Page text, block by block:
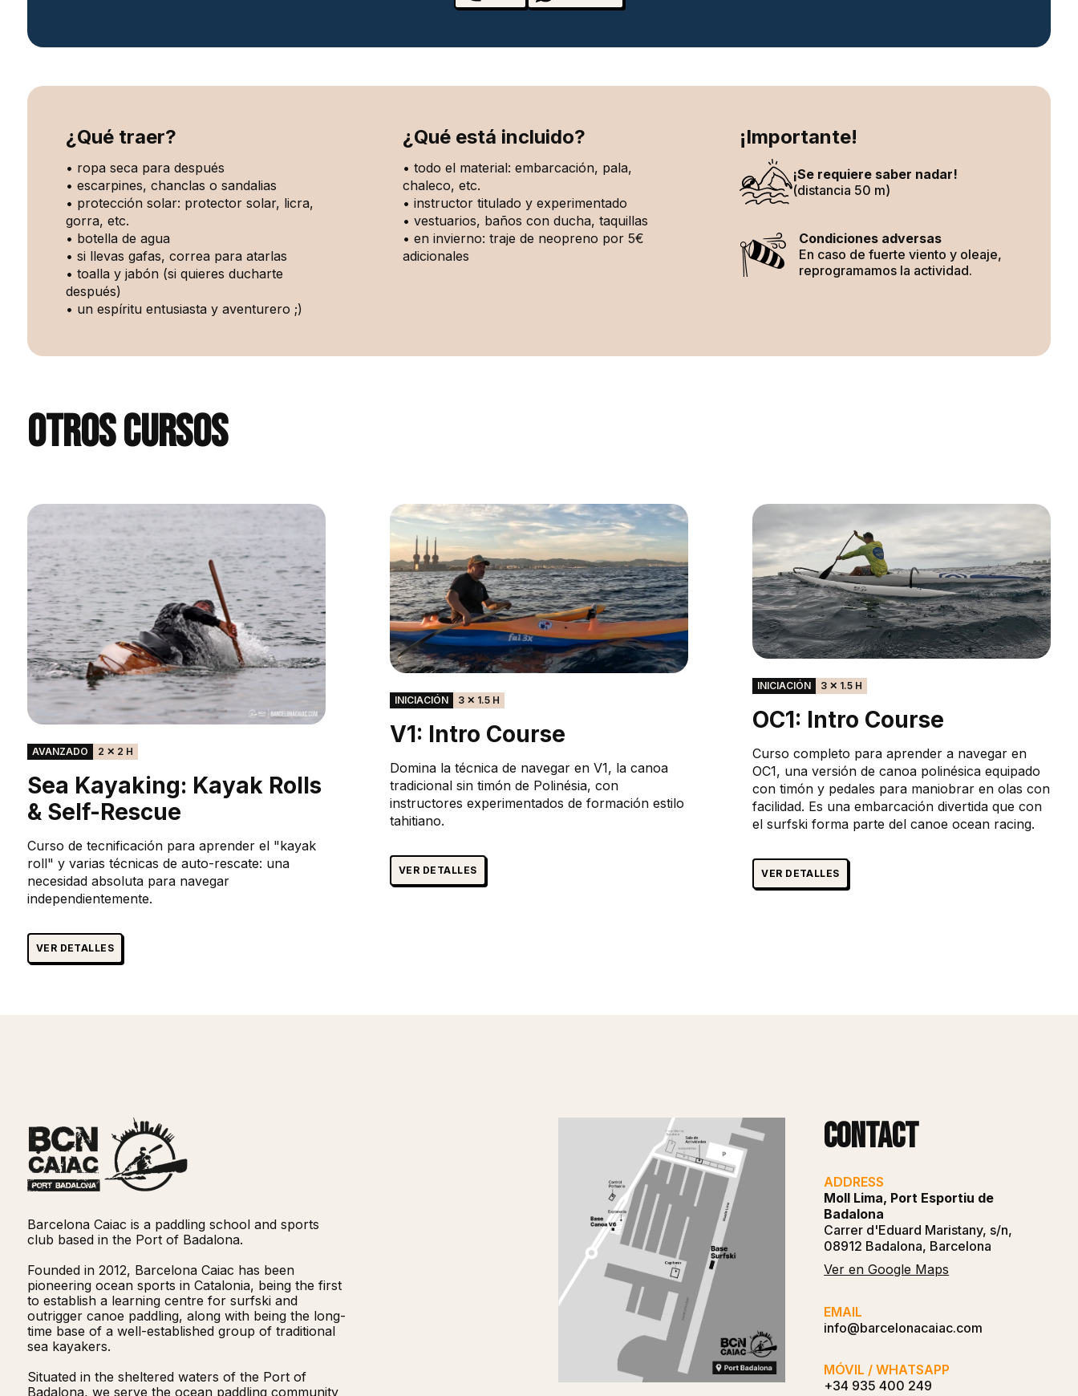
¿Qué traer?
• ropa seca para después
• escarpines, chanclas o sandalias
• protección solar: protector solar, licra,
gorra, etc.
• botella de agua
• si llevas gafas, correa para atarlas
• toalla y jabón (si quieres ducharte
después)
• un espíritu entusiasta y aventurero ;)
¿Qué está incluido?
• todo el material: embarcación, pala,
chaleco, etc.
• instructor titulado y experimentado
• vestuarios, baños con ducha, taquillas
• en invierno: traje de neopreno por 5€
adicionales
¡Importante!
¡Se requiere saber nadar!
(distancia 50 m)
Condiciones adversas
En caso de fuerte viento y oleaje,
reprogramamos la actividad.
Otros cursos
AVANZADO 2 ✕ 2 H
Sea Kayaking: Kayak Rolls
& Self-Rescue
Curso de tecnificación para aprender el "kayak
roll" y varias técnicas de auto-rescate: una
necesidad absoluta para navegar
independientemente.
VER DETALLES
INICIACIÓN 3 ✕ 1.5 H
V1: Intro Course
Domina la técnica de navegar en V1, la canoa
tradicional sin timón de Polinésia, con
instructores experimentados de formación estilo
tahitiano.
VER DETALLES
INICIACIÓN 3 ✕ 1.5 H
OC1: Intro Course
Curso completo para aprender a navegar en
OC1, una versión de canoa polinésica equipado
con timón y pedales para maniobrar en olas con
facilidad. Es una embarcación divertida que con
el surfski forma parte del canoe ocean racing.
VER DETALLES
Barcelona Caiac is a paddling school and sports
club based in the Port of Badalona.
Founded in 2012, Barcelona Caiac has been
pioneering ocean sports in Catalonia, being the first
to establish a learning centre for surfski and
outrigger canoe paddling, along with being the long-
time base of a well-established group of traditional
sea kayakers.
Situated in the sheltered waters of the Port of
Badalona, we serve the ocean paddling community
Contact
ADDRESS
Moll Lima, Port Esportiu de
Badalona
Carrer d'Eduard Maristany, s/n,
08912 Badalona, Barcelona
Ver en Google Maps
EMAIL
info@barcelonacaiac.com
MÓVIL / WHATSAPP
+34 935 400 249